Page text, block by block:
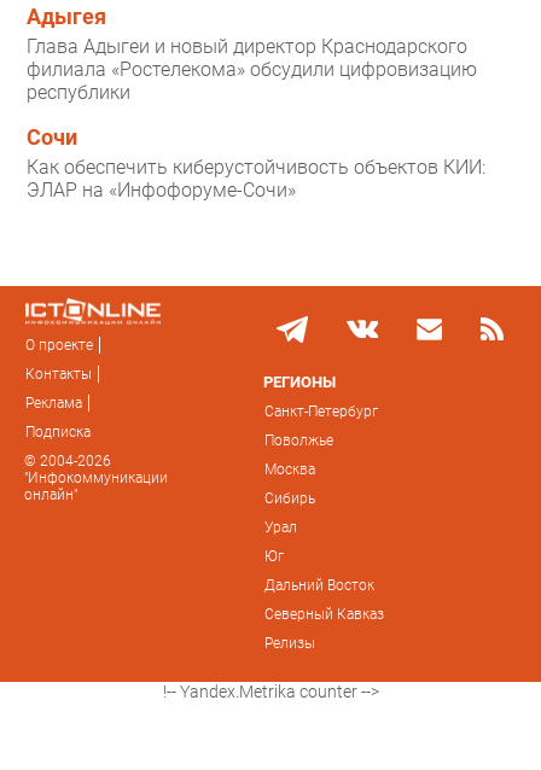
Адыгея
Глава Адыгеи и новый директор Краснодарского
филиала «Ростелекома» обсудили цифровизацию
республики
Сочи
Как обеспечить киберустойчивость объектов КИИ:
ЭЛАР на «Инфофоруме-Сочи»
О проекте
Контакты
Реклама
Подписка
© 2004-2026
"Инфокоммуникации
онлайн"
РЕГИОНЫ
Санкт-Петербург
Поволжье
Москва
Сибирь
Урал
Юг
Дальний Восток
Северный Кавказ
Релизы
!-- Yandex.Metrika counter -->